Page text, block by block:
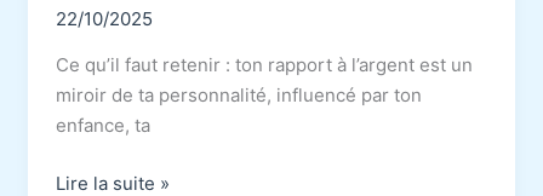
22/10/2025
Ce qu’il faut retenir : ton rapport à l’argent est un
miroir de ta personnalité, influencé par ton
enfance, ta
Ton
Lire la suite »